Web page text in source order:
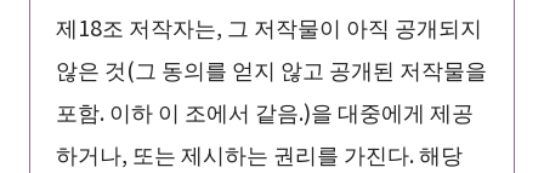
제18조 저작자는, 그 저작물이 아직 공개되지
않은 것(그 동의를 얻지 않고 공개된 저작물을
포함. 이하 이 조에서 같음.)을 대중에게 제공
하거나, 또는 제시하는 권리를 가진다. 해당